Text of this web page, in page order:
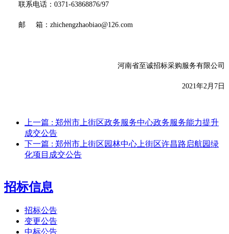
联系电话： 0371-63868876/97
邮 箱： zhichengzhaobiao@126.com
河南省至诚招标采购服务有限公司
2021年2月 7 日
上一篇 : 郑州市上街区政务服务中心政务服务能力提升
成交公告
下一篇 : 郑州市上街区园林中心上街区许昌路启航园绿
化项目成交公告
招标信息
招标公告
变更公告
中标公告